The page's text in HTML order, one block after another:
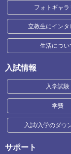
フォトギャラ
立教生にインタ
生活につい
入試情報
入学試験
学費
入試/入学のダウ
サポート